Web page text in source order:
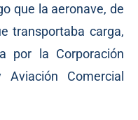
que la aeronave, de
transportaba carga,
por la Corporación
Comercial